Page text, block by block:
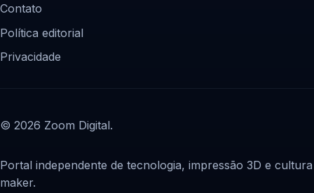
Contato
Política editorial
Privacidade
© 2026 Zoom Digital.
Portal independente de tecnologia, impressão 3D e cultura
maker.